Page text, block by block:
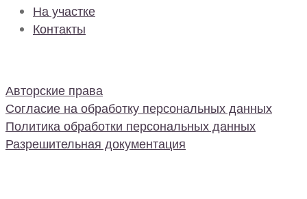
На участке
Контакты
Авторские права
Согласие на обработку персональных данных
Политика обработки персональных данных
Разрешительная документация